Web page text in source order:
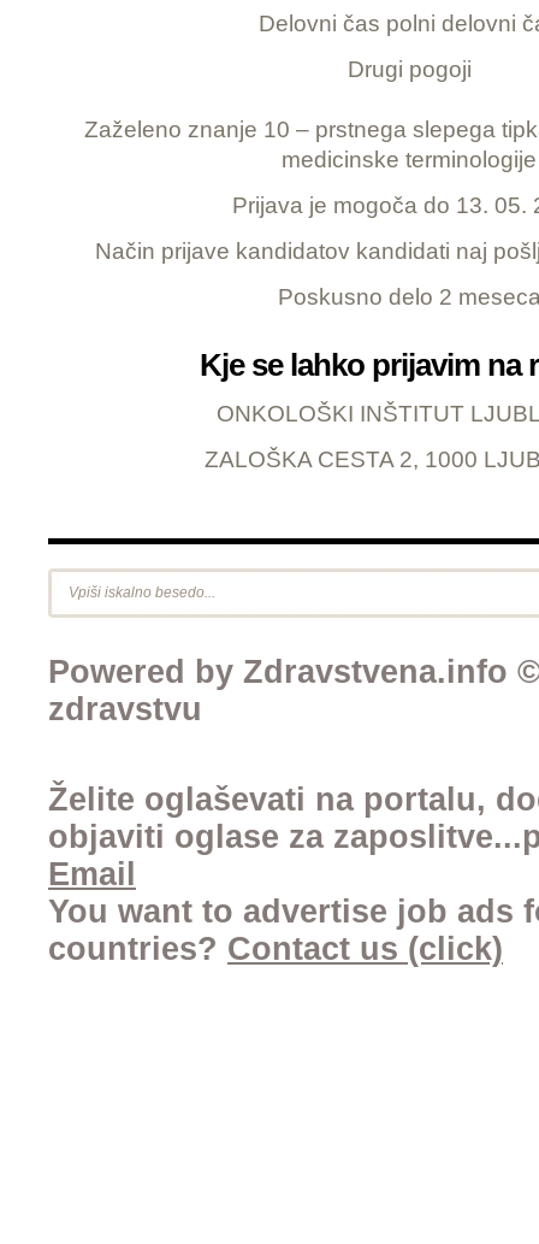
Delovni čas polni delovni
Drugi pogoji
Zaželeno znanje 10 – prstnega slepega
medicinske terminologije
Prijava je mogoča do 13. 05.
Način prijave kandidatov kandidati naj
Poskusno delo 2
Kje se lahko prijavim na
ONKOLOŠKI INŠTITUT
ZALOŠKA CESTA 2, 1000
Powered by Zdravstvena.info
zdravstvu
Želite oglaševati na portalu,
objaviti oglase za
Email
You want to advertise job ads
countries? Contact us (click)